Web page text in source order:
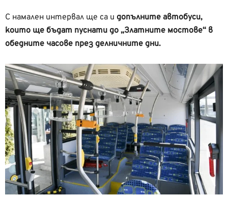
С намален интервал ще са и допълните автобуси,
които ще бъдат пуснати до „Златните мостове“ в
обедните часове през делничните дни.